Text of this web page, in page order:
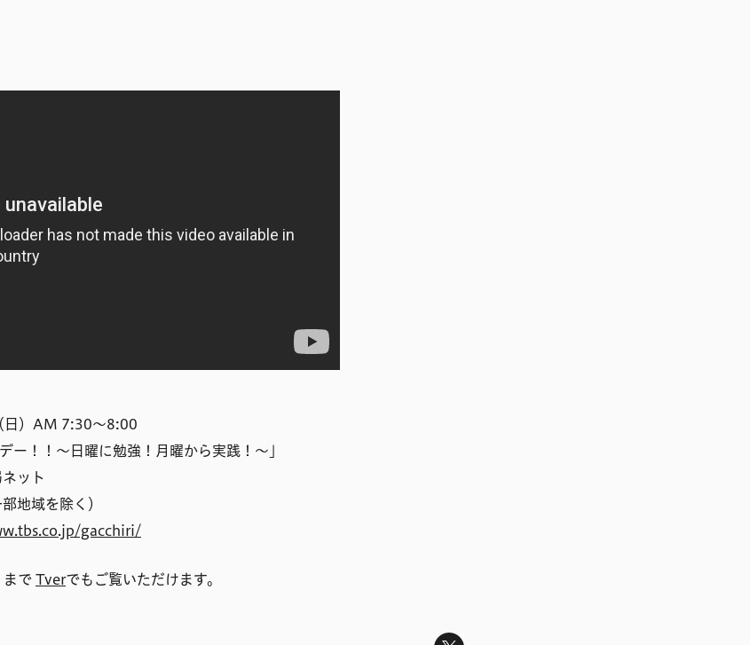
日）AM 7:30〜8:00
ー！！〜日曜に勉強！月曜から実践！〜」
ット
地域を除く）
gacchiri/
まで Tverでもご覧いただけます。